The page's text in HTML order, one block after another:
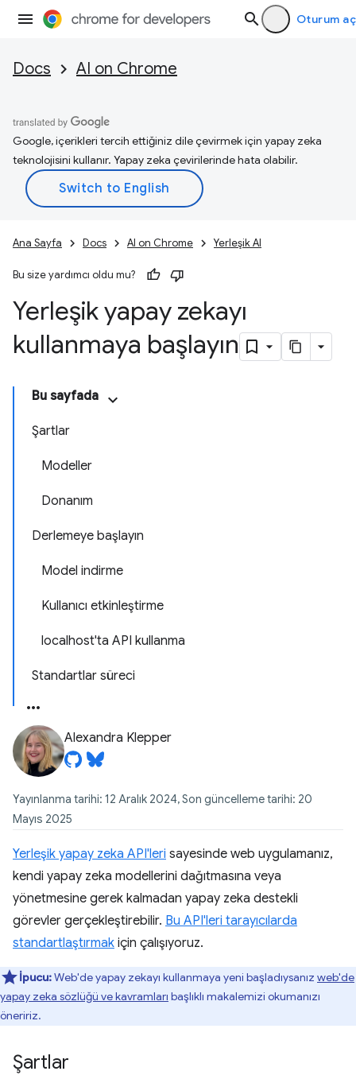
Oturum aç
Docs AI on Chrome
Google, içerikleri tercih ettiğiniz dile çevirmek için yapay zeka
teknolojisini kullanır. Yapay zeka çevirilerinde hata olabilir.
Ana Sayfa Docs AI on Chrome Yerleşik AI
Bu size yardımcı oldu mu?
Yerleşik yapay zekayı
kullanmaya başlayın
Bu sayfada
Şartlar
Modeller
Donanım
Derlemeye başlayın
Model indirme
Kullanıcı etkinleştirme
localhost'ta API kullanma
Standartlar süreci
Alexandra Klepper
Yayınlanma tarihi: 12 Aralık 2024, Son güncelleme tarihi: 20
Mayıs 2025
Yerleşik yapay zeka API'leri sayesinde web uygulamanız,
kendi yapay zeka modellerini dağıtmasına veya
yönetmesine gerek kalmadan yapay zeka destekli
görevler gerçekleştirebilir. Bu API'leri tarayıcılarda
standartlaştırmak için çalışıyoruz.
İpucu:Web'de yapay zekayı kullanmaya yeni başladıysanız web'de
yapay zeka sözlüğü ve kavramları başlıklı makalemizi okumanızı
öneririz.
Şartlar